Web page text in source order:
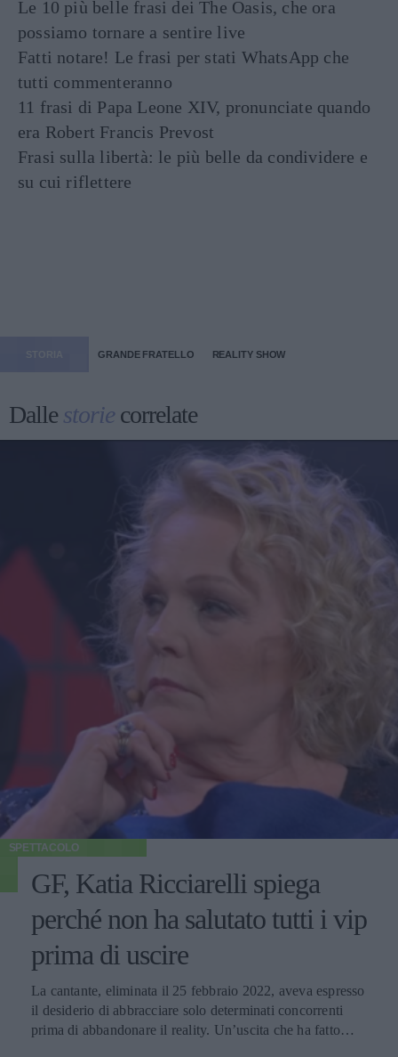
Le 10 più belle frasi dei The Oasis, che ora
possiamo tornare a sentire live
Fatti notare! Le frasi per stati WhatsApp che
tutti commenteranno
11 frasi di Papa Leone XIV, pronunciate quando
era Robert Francis Prevost
Frasi sulla libertà: le più belle da condividere e
su cui riflettere
GRANDE FRATELLO REALITY SHOW
Dallestorie correlate
SPETTACOLO
GF, Katia Ricciarelli spiega
perché non ha salutato tutti i vip
prima di uscire
La cantante, eliminata il 25 febbraio 2022, aveva espresso
il desiderio di abbracciare solo determinati concorrenti
prima di abbandonare il reality. Un’uscita che ha fatto